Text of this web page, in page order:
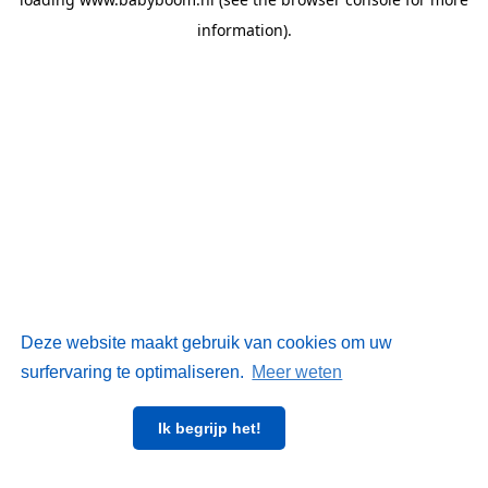
Deze website maakt gebruik van cookies om uw
surfervaring te optimaliseren. Meer weten
Ik begrijp het!
information).